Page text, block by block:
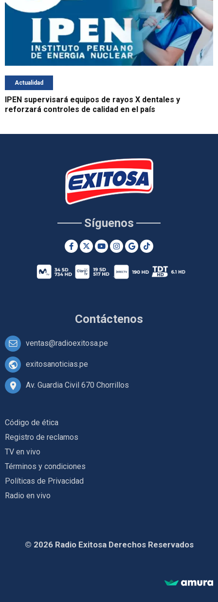
Actualidad
IPEN supervisará equipos de rayos X dentales y
reforzará controles de calidad en el país
Contáctenos
ventas@radioexitosa.pe
exitosanoticias.pe
Av. Guardia Civil 670 Chorrillos
Síguenos
Código de ética
Registro de reclamos
TV en vivo
Términos y condiciones
Políticas de Privacidad
Radio en vivo
© 2026 Radio Exitosa Derechos Reservados